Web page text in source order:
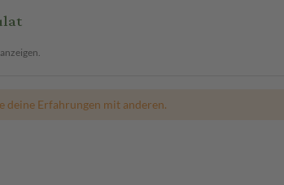
deine Erfahrungen mit anderen.